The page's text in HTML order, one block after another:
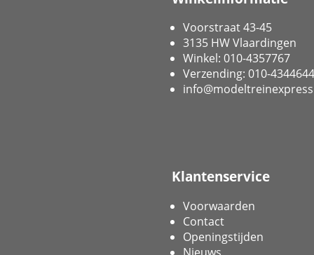
Voorstraat 43-45
3135 HW Vlaardingen
Winkel: 010-4357767
Verzending: 010-4344644
Klantenservice
Voorwaarden
Contact
Openingstijden